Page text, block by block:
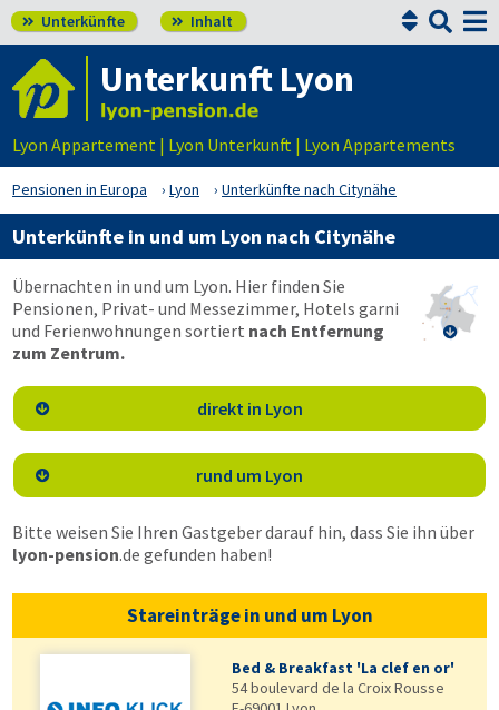
 Unterkünfte  Inhalt 

Unterkunft Lyon
Lyon Appartement | Lyon Unterkunft | Lyon Appartements
Pensionen in Europa Lyon Unterkünfte nach Citynähe
Unterkünfte in und um Lyon nach Citynähe

Übernachten in und um Lyon. Hier finden Sie
Pensionen, Privat- und Messezimmer, Hotels garni
und Ferienwohnungen sortiert nach Entfernung
zum Zentrum.
 direkt in Lyon
 rund um Lyon
Bitte weisen Sie Ihren Gastgeber darauf hin, dass Sie ihn über
lyon-pension.de gefunden haben!
Stareinträge in und um Lyon
Bed & Breakfast 'La clef en or'
54 boulevard de la Croix Rousse